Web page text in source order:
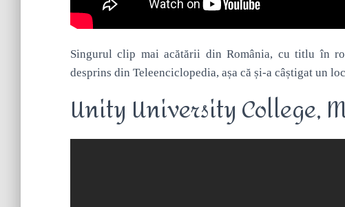
Singurul clip mai acătării din România, cu titlu în
desprins din Teleenciclopedia, așa că și-a câștigat un
Unity University College,